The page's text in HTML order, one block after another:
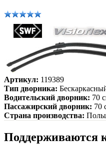
Артикул: 119389
Тип дворника:
Водительский дворник: 70
Пассажирский дворник: 70
Страна производства:
Поддерживаются